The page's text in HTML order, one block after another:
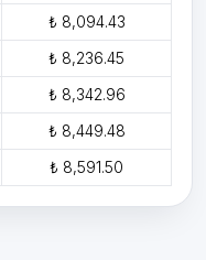
₺ 8,094.43
₺ 8,236.45
₺ 8,342.96
₺ 8,449.48
₺ 8,591.50